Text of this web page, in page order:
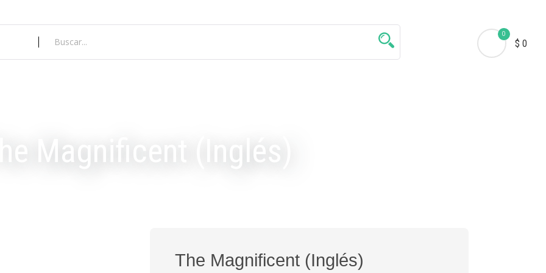
0
$ 0
The Magnificent (Inglés)
The Magnificent (Inglés)